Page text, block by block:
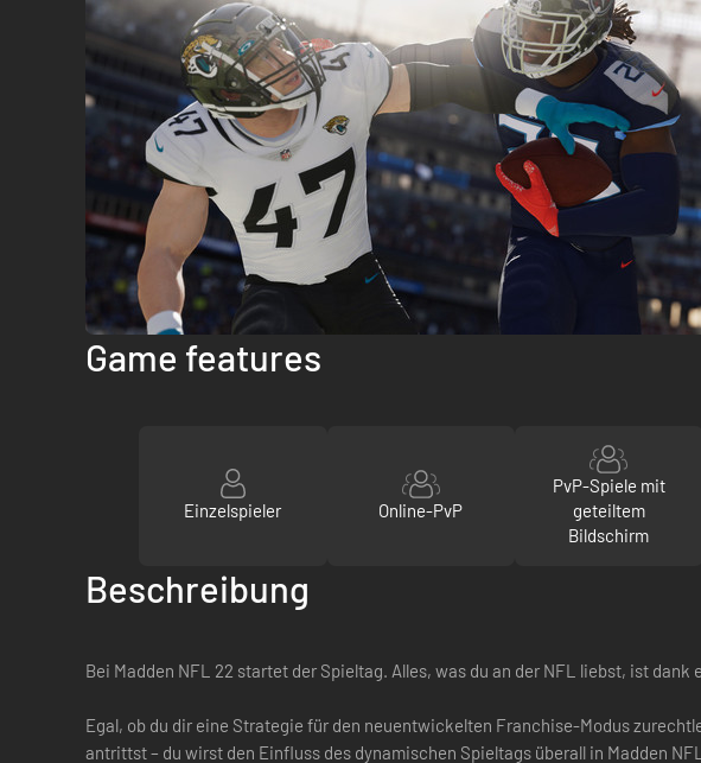
Game features
Einzelspieler Online-PvP
PvP-Spiele mit
geteiltem
Bildschirm
Beschreibung
Bei Madden NFL 22 startet der Spieltag. Alles, was du an der NFL liebst, ist
Egal, ob du dir eine Strategie für den neuentwickelten Franchise-Modus
antrittst – du wirst den Einfluss des dynamischen Spieltags überall in Madden